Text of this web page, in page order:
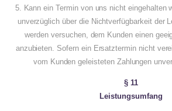
5. Kann ein Termin von uns nicht eingehalten
unverzüglich über die Nichtverfügbarkeit der
werden versuchen, dem Kunden einen
anzubieten. Sofern ein Ersatztermin nicht
vom Kunden geleisteten Zahlungen
§ 11
Leistungsumfang